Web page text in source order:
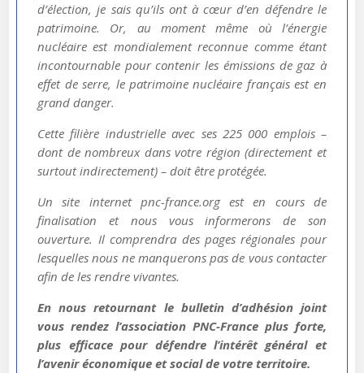
d’élection, je sais qu’ils ont à cœur d’en défendre le
patrimoine. Or, au moment même où l’énergie
nucléaire est mondialement reconnue comme étant
incontournable pour contenir les émissions de gaz à
effet de serre, le patrimoine nucléaire français est en
grand danger.
Cette filière industrielle avec ses 225 000 emplois –
dont de nombreux dans votre région (directement et
surtout indirectement) – doit être protégée.
Un site internet pnc-france.org est en cours de
finalisation et nous vous informerons de son
ouverture. Il comprendra des pages régionales pour
lesquelles nous ne manquerons pas de vous contacter
afin de les rendre vivantes.
En nous retournant le bulletin d’adhésion joint
vous rendez l’association PNC-France plus forte,
plus efficace pour défendre l’intérêt général et
l’avenir économique et social de votre territoire.